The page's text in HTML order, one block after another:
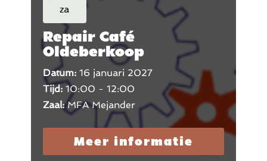
za
Repair Café
Oldeberkoop
Datum: 16 januari 2027
Tijd: 10:00 - 12:00
Zaal:MFA Mejander
Meer informatie